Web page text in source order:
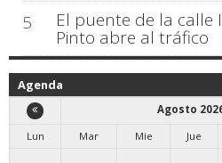
5
El puente de la calle
Pinto abre al tráfico
Agenda
Agosto
Lun
Mar Mie Jue